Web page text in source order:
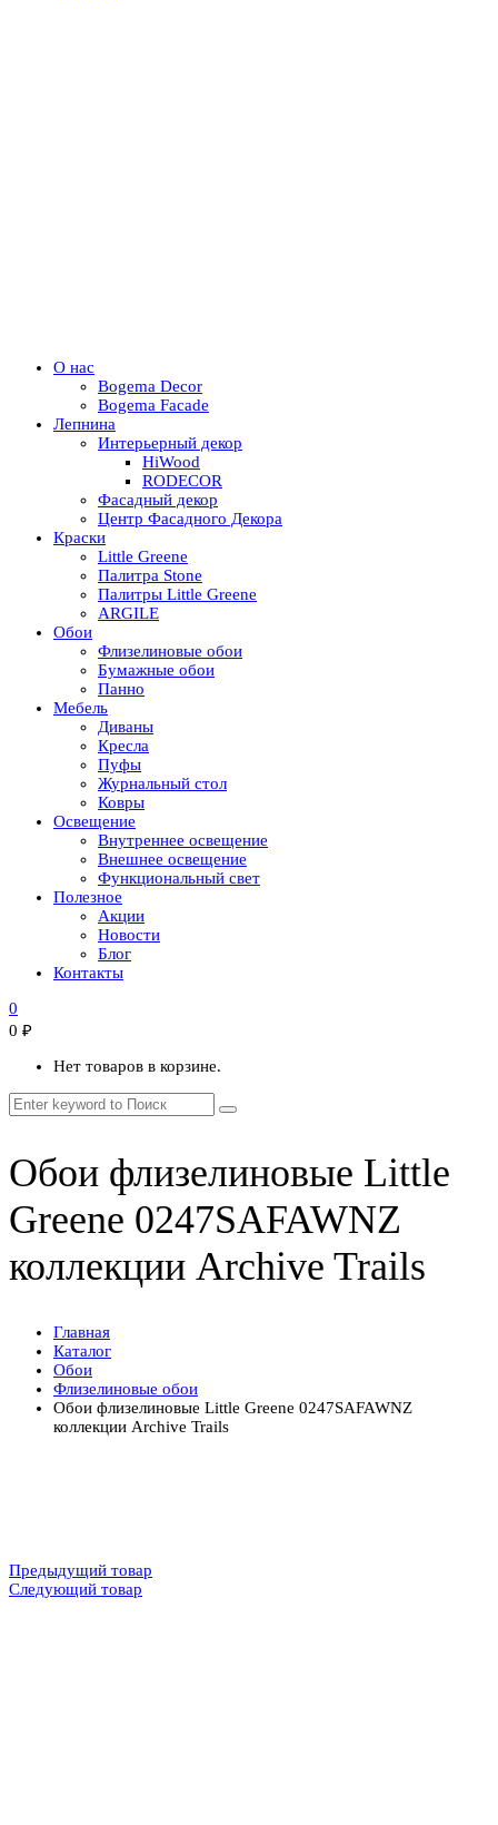
О нас
Bogema Decor
Bogema Facade
Лепнина
Интерьерный декор
HiWood
RODECOR
Фасадный декор
Центр Фасадного Декора
Краски
Little Greene
Палитра Stone
Палитры Little Greene
ARGILE
Обои
Флизелиновые обои
Бумажные обои
Панно
Мебель
Диваны
Кресла
Пуфы
Журнальный стол
Ковры
Освещение
Внутреннее освещение
Внешнее освещение
Функциональный свет
Полезное
Акции
Новости
Блог
Контакты
0
0 ₽
Нет товаров в корзине.
Обои флизелиновые Little
Greene 0247SAFAWNZ
коллекции Archive Trails
Главная
Каталог
Обои
Флизелиновые обои
Обои флизелиновые Little Greene 0247SAFAWNZ
коллекции Archive Trails
Предыдущий товар
Следующий товар